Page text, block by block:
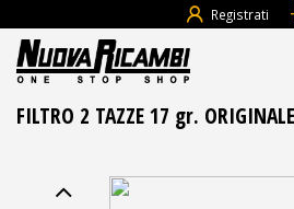
Registrati
FILTRO 2 TAZZE 17 gr.